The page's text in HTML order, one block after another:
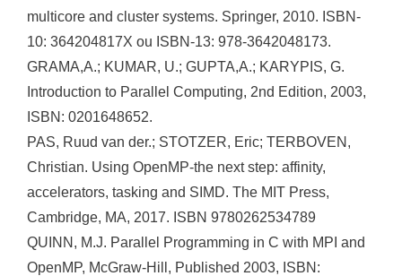
multicore and cluster systems. Springer, 2010. ISBN-
10: 364204817X ou ISBN-13: 978-3642048173.
GRAMA,A.; KUMAR, U.; GUPTA,A.; KARYPIS, G.
Introduction to Parallel Computing, 2nd Edition, 2003,
ISBN: 0201648652.
PAS, Ruud van der.; STOTZER, Eric; TERBOVEN,
Christian. Using OpenMP-the next step: affinity,
accelerators, tasking and SIMD. The MIT Press,
Cambridge, MA, 2017. ISBN 9780262534789
QUINN, M.J. Parallel Programming in C with MPI and
OpenMP, McGraw-Hill, Published 2003, ISBN: